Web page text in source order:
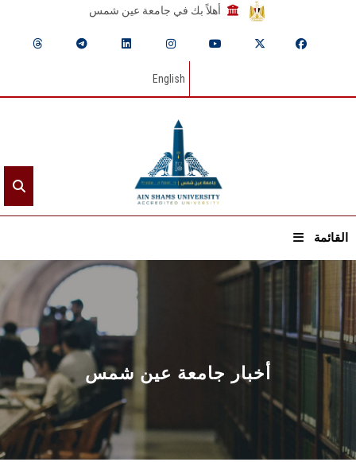
أهلاً بك في جامعة عين شمس
English
القائمة
الرئيسيـة
عن الجامعة
القطاعـات
الشئون الأكاديمية
البحث العلمي
أخبار جامعة عين شمس